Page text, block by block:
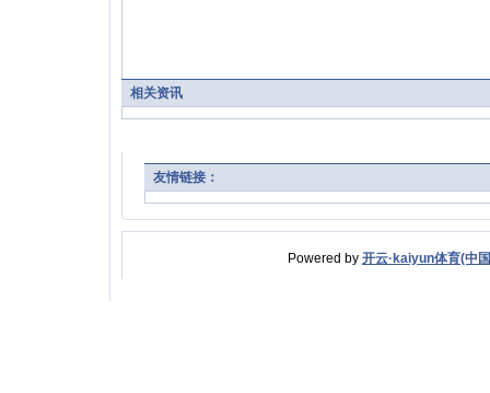
相关资讯
友情链接：
Powered by 开云·kaiyun体育(中